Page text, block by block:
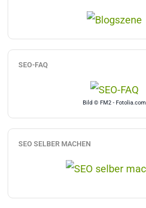
SEO-FAQ
Bild © FM2 - Fotolia.com
SEO SELBER MACHEN